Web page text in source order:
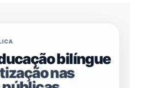
bilíngue
nas